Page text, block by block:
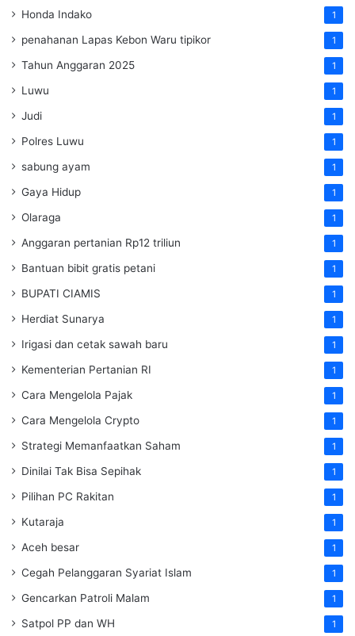
Honda Indako 1
penahanan Lapas Kebon Waru tipikor 1
Tahun Anggaran 2025 1
Luwu 1
Judi 1
Polres Luwu 1
sabung ayam 1
Gaya Hidup 1
Olaraga 1
Anggaran pertanian Rp12 triliun 1
Bantuan bibit gratis petani 1
BUPATI CIAMIS 1
Herdiat Sunarya 1
Irigasi dan cetak sawah baru 1
Kementerian Pertanian RI 1
Cara Mengelola Pajak 1
Cara Mengelola Crypto 1
Strategi Memanfaatkan Saham 1
Dinilai Tak Bisa Sepihak 1
Pilihan PC Rakitan 1
Kutaraja 1
Aceh besar 1
Cegah Pelanggaran Syariat Islam 1
Gencarkan Patroli Malam 1
Satpol PP dan WH 1